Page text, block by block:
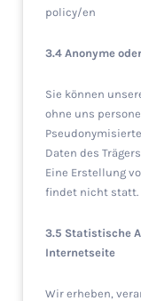
policy/en
3.4 Anonyme
Sie können
ohne uns
Daten des
Eine Erstellung
findet nicht statt.
3.5 Statistische
Internetseite
Wir erheben,